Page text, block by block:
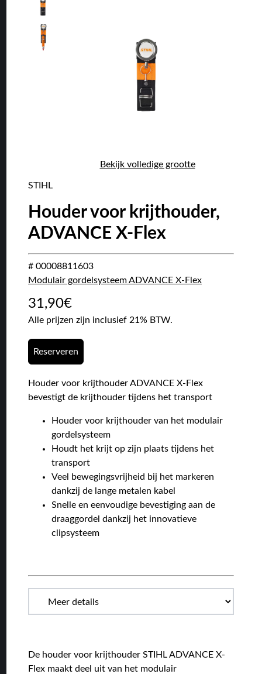
Bekijk volledige grootte
STIHL
Houder voor krijthouder,
ADVANCE X-Flex
# 00008811603
Modulair gordelsysteem ADVANCE X-Flex
31,90€
Alle prijzen zijn inclusief 21% BTW.
Reserveren
Houder voor krijthouder ADVANCE X-Flex
bevestigt de krijthouder tijdens het transport
Houder voor krijthouder van het modulair
gordelsysteem
Houdt het krijt op zijn plaats tijdens het
transport
Veel bewegingsvrijheid bij het markeren
dankzij de lange metalen kabel
Snelle en eenvoudige bevestiging aan de
draaggordel dankzij het innovatieve
clipsysteem
De houder voor krijthouder STIHL ADVANCE X-
Flex maakt deel uit van het modulair